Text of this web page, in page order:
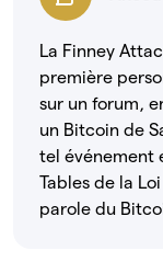
La Finney
première
sur un forum,
un Bitcoin de
tel événement
Tables de la
parole du